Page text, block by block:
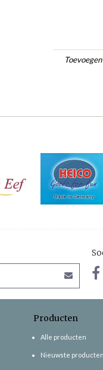
Producten
Alle producten
Nieuwste producten